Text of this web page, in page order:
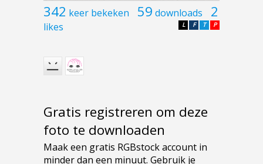
342 keer bekeken 59 downloads 2
likes P
T
F
L
Gratis registreren om deze
foto te downloaden